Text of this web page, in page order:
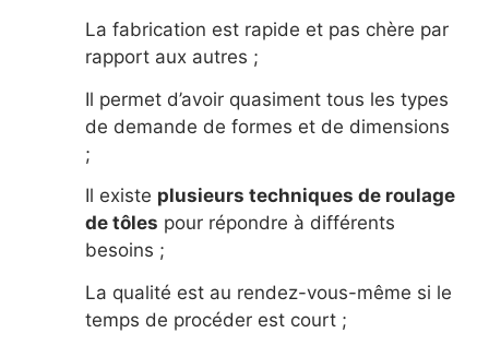
La fabrication est rapide et pas chère par
rapport aux autres ;
Il permet d’avoir quasiment tous les types
de demande de formes et de dimensions
;
Il existe plusieurs techniques de roulage
de tôles pour répondre à différents
besoins ;
La qualité est au rendez-vous-même si le
temps de procéder est court ;